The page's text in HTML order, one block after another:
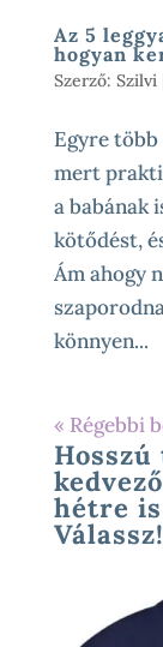
Az 5
hogyan
Szerző: Szilvi|
Egyre
mert
a babának
kötődést,
Ám ahogy
könnyen...
« Régebbi
Hosszú
hétre